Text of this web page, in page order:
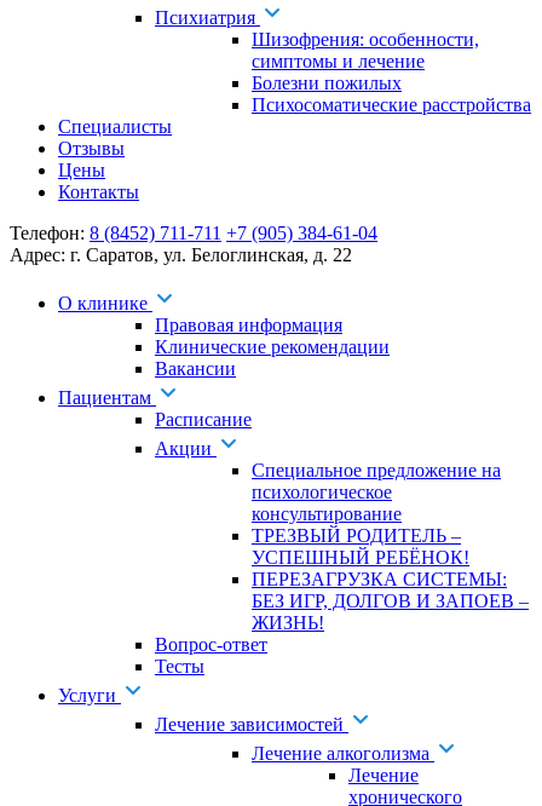
Психиатрия
Шизофрения: особенности,
симптомы и лечение
Болезни пожилых
Психосоматические расстройства
Специалисты
Отзывы
Цены
Контакты
Телефон: 8 (8452) 711-711 +7 (905) 384-61-04
Адрес: г. Саратов, ул. Белоглинская, д. 22
О клинике
Правовая информация
Клинические рекомендации
Вакансии
Пациентам
Расписание
Акции
Специальное предложение на
психологическое
консультирование
ТРЕЗВЫЙ РОДИТЕЛЬ –
УСПЕШНЫЙ РЕБЁНОК!
ПЕРЕЗАГРУЗКА СИСТЕМЫ:
БЕЗ ИГР, ДОЛГОВ И ЗАПОЕВ –
ЖИЗНЬ!
Вопрос-ответ
Тесты
Услуги
Лечение зависимостей
Лечение алкоголизма
Лечение
хронического